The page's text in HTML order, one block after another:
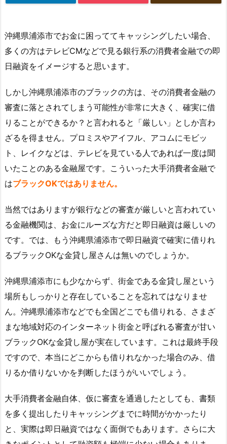
沖縄県浦添市でお金に困っててキャッシングしたい場合、
多くの方はテレビCMなどで見る銀行系の消費者金融での即
日融資をイメージすると思います。
しかし沖縄県浦添市のブラックの方は、その消費者金融の
審査に落とされてしまう可能性が非常に大きく、確実に借
りることができるか？と言われると「厳しい」としか言わ
ざるを得ません。プロミスやアイフル、アコムにモビッ
ト、レイクなどは、テレビを見ている人であれば一度は聞
いたことのある金融屋です。こういった大手消費者金融で
はブラックOKではありません。
当然ではありますが銀行などの審査が厳しいと言われてい
る金融機関は、お金にルーズな方だと即日融資は厳しいの
です。では、もう沖縄県浦添市で即日融資で確実に借りれ
るブラックOKな金貸し屋さんは無いのでしょうか。
沖縄県浦添市にも少なからず、街金である金貸し屋という
場所もしっかりと存在していることを忘れてはなりませ
ん。沖縄県浦添市などでも全国どこでも借りれる、さまざ
まな地域対応のインターネット街金と呼ばれる審査が甘い
ブラックOKな金貸し屋が実在しています。これは最終手段
ですので、本当にどこからも借りれなかった場合のみ、借
りるか借りないかを判断したほうがいいでしょう。
大手消費者金融自体、仮に審査を通過したとしても、書類
を多く提出したりキャッシングまでに時間がかかったり
と、実際は即日融資ではなく面倒でもあります。さらに大